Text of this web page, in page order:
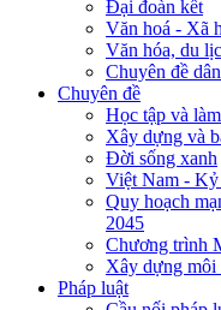
Đại đoàn kết
Văn hoá - Xã
Văn hóa, du
Chuyên đề
Chuyên đề
Học tập và
Xây dựng và
Đời sống xanh
Việt Nam -
Quy hoạch
2045
Chương trình
Xây dựng môi
Pháp luật